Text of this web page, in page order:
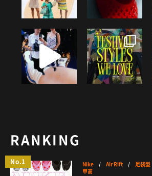
RANKING
No.1 Nike /Air Rift /足袋型
甲高